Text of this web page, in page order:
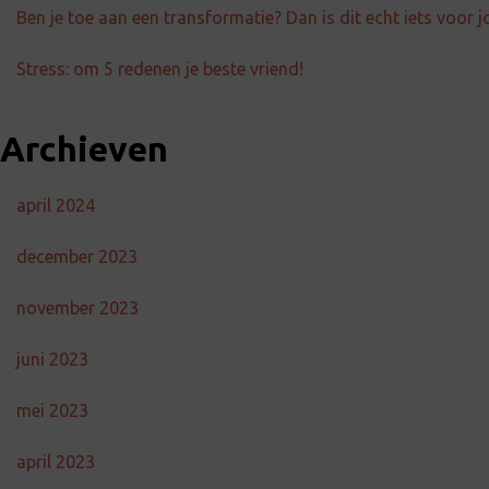
Ben je toe aan een transformatie? Dan is dit echt iets voor
Stress: om 5 redenen je beste vriend!
Archieven
april 2024
december 2023
november 2023
juni 2023
mei 2023
april 2023